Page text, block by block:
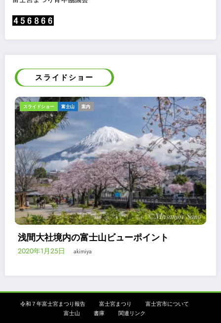
スライドショー
ギャラリー スライドショー 報告
令和2年浅間大社流鏑馬祭は神事の
2020年3月24日
令和７年富士宮まつり報告 富士宮まつり
富士宮市について
富士山
書庫 関連リンク